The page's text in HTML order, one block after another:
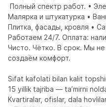
Малярка и штукатурка •
Плитка, фасады, кровля •
Работаем 24/7. Оплата:
Чисто. Чётко. В срок. Мы
создаём комфорт.
Sifat kafolati bilan kalit
15 yillik tajriba — ta’mirni
Kvartiralar, ofislar, dala